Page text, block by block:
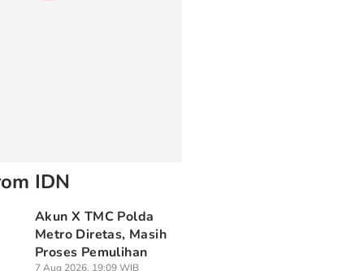
IDN
Akun X TMC Polda
Metro Diretas, Masih
Proses Pemulihan
7 Aug 2026, 19:09 WIB